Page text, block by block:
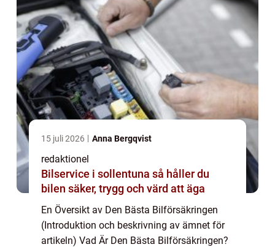
15 juli 2026 Anna Bergqvist
redaktionel
Bilservice i sollentuna så håller du
bilen säker, trygg och värd att äga
En Översikt av Den Bästa Bilförsäkringen
(Introduktion och beskrivning av ämnet för
artikeln) Vad Är Den Bästa Bilförsäkringen?